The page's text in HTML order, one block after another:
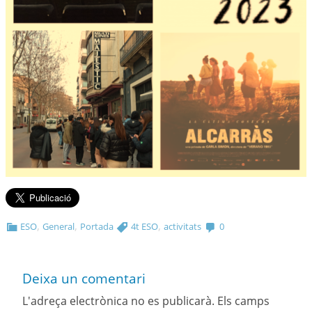
ESO,General, Portada 4t ESO,activitats 0
Deixa un comentari
L'adreça electrònica no es publicarà. Els camps